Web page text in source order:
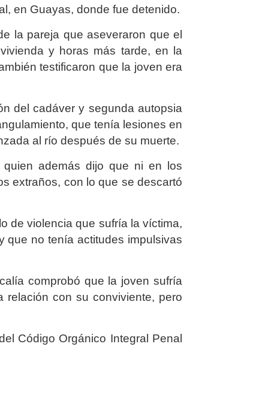
en Guayas, donde fue detenido.
la pareja que aseveraron que el
y horas más tarde, en la
testificaron que la joven era
del cadáver y segunda autopsia
que tenía lesiones en
al río después de su muerte.
quien además dijo que ni en los
extraños, con lo que se descartó
de violencia que sufría la víctima,
que no tenía actitudes impulsivas
comprobó que la joven sufría
relación con su conviviente, pero
Código Orgánico Integral Penal